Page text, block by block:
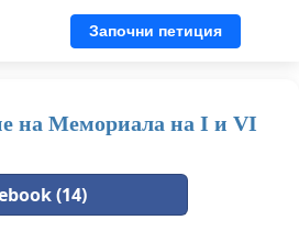
Започни петиция
на Мемориала на I и VI
(14)